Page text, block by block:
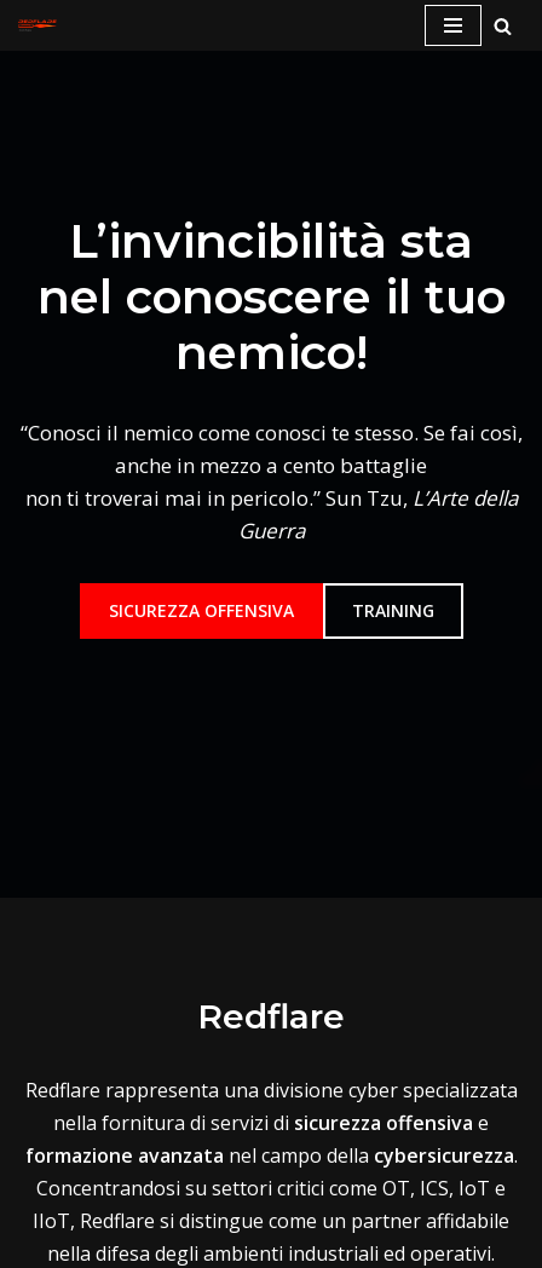
L’invincibilità sta
nel conoscere il tuo
nemico!
“Conosci il nemico come conosci te stesso. Se fai così,
anche in mezzo a cento battaglie
non ti troverai mai in pericolo.” Sun Tzu, L’Arte della
Guerra
SICUREZZA OFFENSIVA TRAINING
Redflare
Redflare rappresenta una divisione cyber specializzata
nella fornitura di servizi di sicurezza offensiva e
formazione avanzata nel campo della cybersicurezza.
Concentrandosi su settori critici come OT, ICS, IoT e
IIoT, Redflare si distingue come un partner affidabile
nella difesa degli ambienti industriali ed operativi.